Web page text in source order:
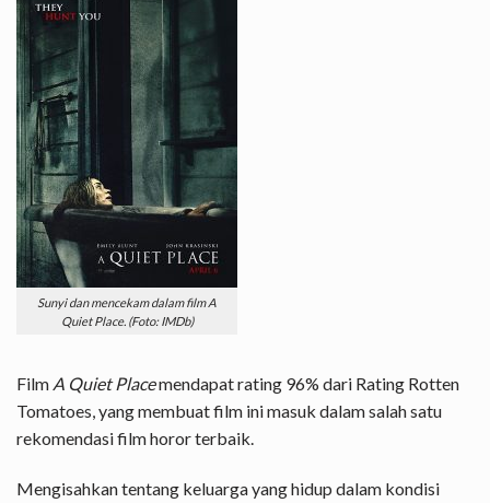
Sunyi dan mencekam dalam film A
Quiet Place. (Foto: IMDb)
Film A Quiet Placemendapat rating 96% dari Rating Rotten
Tomatoes, yang membuat film ini masuk dalam salah satu
rekomendasi film horor terbaik.
Mengisahkan tentang keluarga yang hidup dalam kondisi